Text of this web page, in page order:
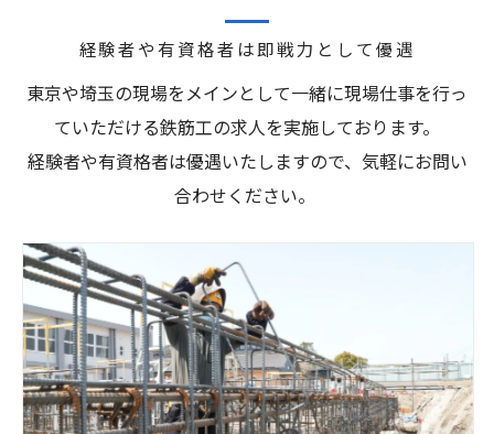
経験者や有資格者は即戦力として優遇
東京や埼玉の現場をメインとして一緒に現場仕事を行っ
ていただける鉄筋工の求人を実施しております。
経験者や有資格者は優遇いたしますので、気軽にお問い
合わせください。